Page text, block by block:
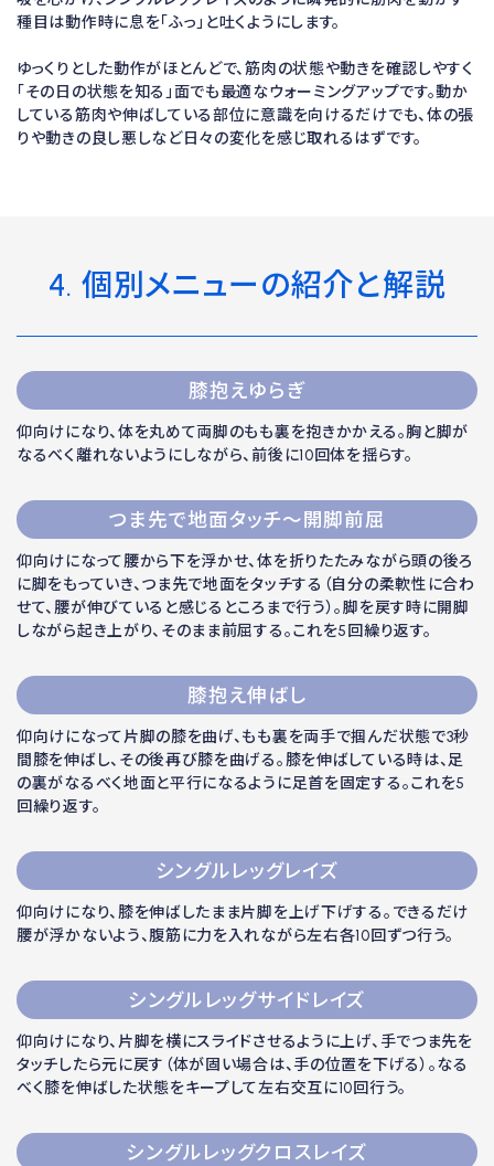
種目は動作時に息を「ふっ」と吐くようにします。
ゆっくりとした動作がほとんどで、筋肉の状態や動きを確認しやすく
「その日の状態を知る」面でも最適なウォーミングアップです。動か
している筋肉や伸ばしている部位に意識を向けるだけでも、体の張
りや動きの良し悪しなど日々の変化を感じ取れるはずです。
4. 個別メニューの紹介と解説
膝抱えゆらぎ
仰向けになり、体を丸めて両脚のもも裏を抱きかかえる。胸と脚が
なるべく離れないようにしながら、前後に10回体を揺らす。
つま先で地面タッチ～開脚前屈
仰向けになって腰から下を浮かせ、体を折りたたみながら頭の後ろ
に脚をもっていき、つま先で地面をタッチする（自分の柔軟性に合わ
せて、腰が伸びていると感じるところまで行う）。脚を戻す時に開脚
しながら起き上がり、そのまま前屈する。これを5回繰り返す。
膝抱え伸ばし
仰向けになって片脚の膝を曲げ、もも裏を両手で掴んだ状態で3秒
間膝を伸ばし、その後再び膝を曲げる。膝を伸ばしている時は、足
の裏がなるべく地面と平行になるように足首を固定する。これを5
回繰り返す。
シングルレッグレイズ
仰向けになり、膝を伸ばしたまま片脚を上げ下げする。できるだけ
腰が浮かないよう、腹筋に力を入れながら左右各10回ずつ行う。
シングルレッグサイドレイズ
仰向けになり、片脚を横にスライドさせるように上げ、手でつま先を
タッチしたら元に戻す（体が固い場合は、手の位置を下げる）。なる
べく膝を伸ばした状態をキープして左右交互に10回行う。
シングルレッグクロスレイズ